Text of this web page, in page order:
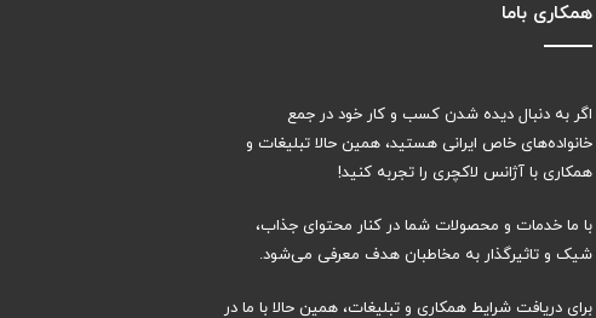
همکاری باما
اگر به دنبال دیده شدن کسب و کار خود در جمع
خانواده‌های خاص ایرانی هستید، همین حالا تبلیغات و
همکاری با آژانس لاکچری را تجربه کنید!
با ما خدمات و محصولات شما در کنار محتوای جذاب،
شیک و تاثیرگذار به مخاطبان هدف معرفی می‌شود.
برای دریافت شرایط همکاری و تبلیغات، همین حالا با ما در